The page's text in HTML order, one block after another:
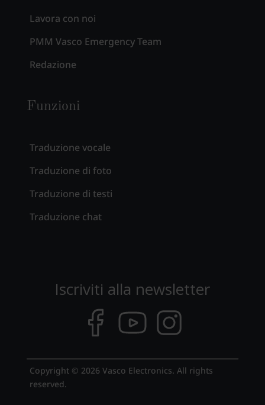
Lavora con noi
PMM Vasco Emergency Team
Redazione
Funzioni
Traduzione vocale
Traduzione di foto
Traduzione di testi
Traduzione chat
Iscriviti alla newsletter
Copyright © 2026 Vasco Electronics. All rights
reserved.